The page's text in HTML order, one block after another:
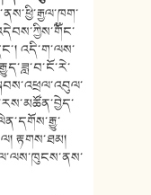
འདི་ག་ལས་
རྟགས་ཐམ།